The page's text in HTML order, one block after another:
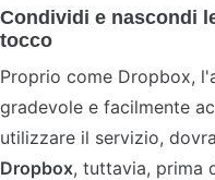
Condividi e nascondi
tocco
Proprio come Dropbox,
gradevole e facilmente
utilizzare il servizio,
Dropbox, tuttavia, prima